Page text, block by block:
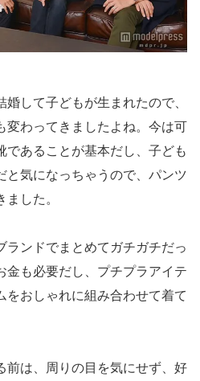
して子どもが生まれたので、
変わってきましたよね。今は可
あることが基本だし、子ども
と気になっちゃうので、パンツ
した。
ランドでまとめてガチガチだっ
金も必要だし、プチプラアイテ
をおしゃれに組み合わせて着て
前は、周りの目を気にせず、好